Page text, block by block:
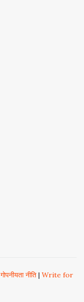
गोपनीयता नीति | Write for